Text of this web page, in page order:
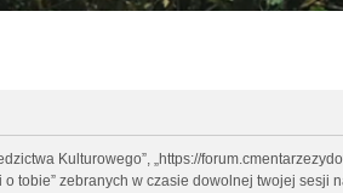
Kulturowego”, „https://
o tobie” zebranych w czasie dowolnej twojej sesji